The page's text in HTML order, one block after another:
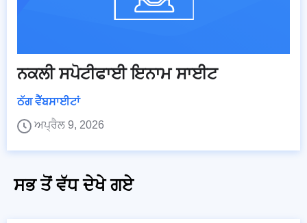
ਨਕਲੀ ਸਪੋਟੀਫਾਈ ਇਨਾਮ ਸਾਈਟ
ਠੱਗ ਵੈੱਬਸਾਈਟਾਂ
ਅਪ੍ਰੈਲ 9, 2026
ਸਭ ਤੋਂ ਵੱਧ ਦੇਖੇ ਗਏ